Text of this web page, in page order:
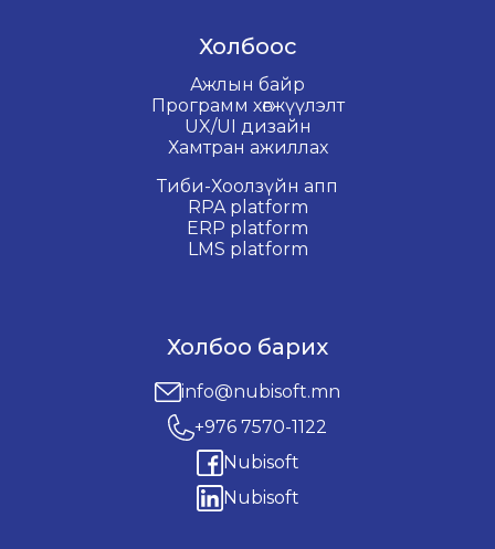
Холбоос
Ажлын байр
Программ хөгжүүлэлт
UX/UI дизайн
Хамтран ажиллах
Тиби-Хоолзүйн апп
RPA platform
ERP platform
LMS platform
Холбоо барих
info@nubisoft.mn
+976 7570-1122
Nubisoft
Nubisoft